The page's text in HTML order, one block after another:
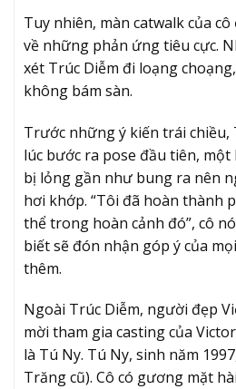
Tuy nhiên, màn catwalk của
về những phản ứng tiêu cực.
xét Trúc Diễm đi loạng
không bám sàn.
Trước những ý kiến trái chiều,
lúc bước ra pose đầu tiên, một
bị lỏng gần như bung ra nên
hơi khớp. “Tôi đã hoàn thành
thể trong hoàn cảnh đó”, cô
biết sẽ đón nhận góp ý của
thêm.
Ngoài Trúc Diễm, người đẹp
mời tham gia casting của
là Tú Ny. Tú Ny, sinh năm
Trăng cũ). Cô có gương mặt